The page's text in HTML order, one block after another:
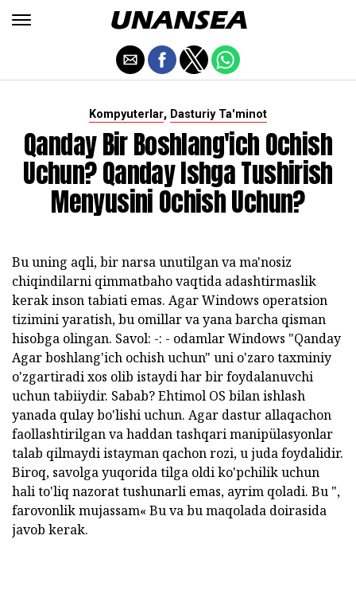
Kompyuterlar, Dasturiy Ta'minot
Qanday Bir Boshlang'ich Ochish
Uchun? Qanday Ishga Tushirish
Menyusini Ochish Uchun?
Bu uning aqli, bir narsa unutilgan va ma'nosiz
chiqindilarni qimmatbaho vaqtida adashtirmaslik
kerak inson tabiati emas. Agar Windows operatsion
tizimini yaratish, bu omillar va yana barcha qisman
hisobga olingan. Savol: -: - odamlar Windows "Qanday
Agar boshlang'ich ochish uchun" uni o'zaro taxminiy
o'zgartiradi xos olib istaydi har bir foydalanuvchi
uchun tabiiydir. Sabab? Ehtimol OS bilan ishlash
yanada qulay bo'lishi uchun. Agar dastur allaqachon
faollashtirilgan va haddan tashqari manipülasyonlar
talab qilmaydi istayman qachon rozi, u juda foydalidir.
Biroq, savolga yuqorida tilga oldi ko'pchilik uchun
hali to'liq nazorat tushunarli emas, ayrim qoladi. Bu ",
farovonlik mujassam« Bu va bu maqolada doirasida
javob kerak.